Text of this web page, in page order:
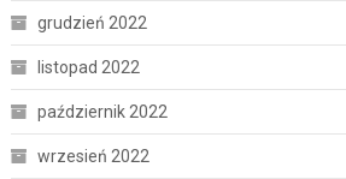
grudzień 2022
listopad 2022
październik 2022
wrzesień 2022